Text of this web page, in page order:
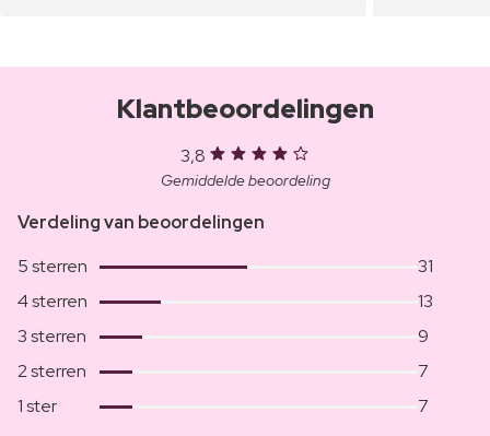
Klantbeoordelingen
3,8
Gemiddelde beoordeling
Verdeling van beoordelingen
5 sterren
31
4 sterren
13
3 sterren
9
2 sterren
7
1 ster
7